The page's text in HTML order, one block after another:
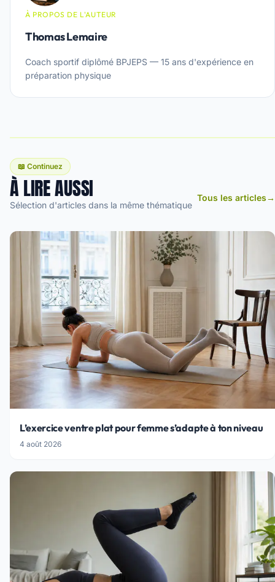
À PROPOS DE L'AUTEUR
Thomas Lemaire
Coach sportif diplômé BPJEPS — 15 ans d'expérience en
préparation physique
📖 Continuez
À LIRE AUSSI
Sélection d'articles dans la même thématique
Tous les articles→
L’exercice ventre plat pour femme s’adapte à ton niveau
4 août 2026